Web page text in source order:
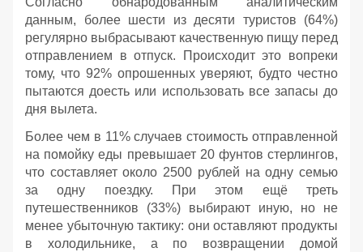
данным, более шести из десяти туристов (64%)
регулярно выбрасывают качественную пищу перед
отправлением в отпуск. Происходит это вопреки
тому, что 92% опрошенных уверяют, будто честно
пытаются доесть или использовать все запасы до
дня вылета.
Более чем в 11% случаев стоимость отправленной
на помойку еды превышает 20 фунтов стерлингов,
что составляет около 2500 рублей на одну семью
за одну поездку. При этом ещё треть
путешественников (33%) выбирают иную, но не
менее убыточную тактику: они оставляют продукты
в холодильнике, а по возвращении домой